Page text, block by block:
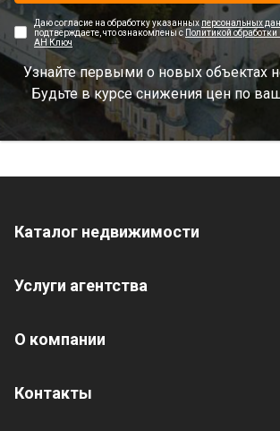
Даю согласие на обработку указанныхперсональных
подтверждаете, что ознакомлены с Политикой
АН Ключ
Узнайте первыми о новых объектах
Будьте в курсе снижения цен по
Каталог недвижимости
Услуги агентства
О компании
Контакты